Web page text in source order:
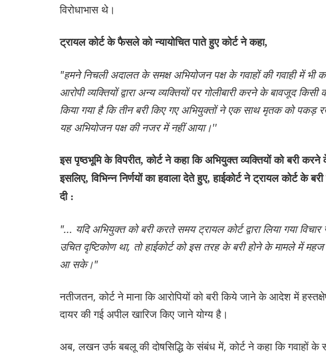
विरोधाभास थे।
ट्रायल कोर्ट के फैसले को न्यायोचित पाते हुए कोर्ट ने कहा,
"हमने निचली अदालत के समक्ष अभियोजन पक्ष के गवाहों की गवाही में भी
आरोपी व्यक्तियों द्वारा अन्य व्यक्तियों पर गोलीबारी करने के बावजूद
किया गया है कि तीन बरी किए गए अभियुक्तों ने एक साथ मृतक को पकड़
यह अभियोजन पक्ष की नजर में नहीं आया।''
इस पृष्ठभूमि के विपरीत, कोर्ट ने कहा कि अभियुक्त व्यक्तियों को बरी करने
इसलिए, विभिन्न निर्णयों का हवाला देते हुए, हाईकोर्ट ने ट्रायल कोर्ट
दी :
"... यदि अभियुक्त को बरी करते समय ट्रायल कोर्ट द्वारा लिया गया
उचित दृष्टिकोण था, तो हाईकोर्ट को इस तरह के बरी होने के मामले में
आ सके।"
नतीजतन, कोर्ट ने माना कि आरोपियों को बरी किये जाने के आदेश में
दायर की गई अपील खारिज किए जाने योग्य है।
अब, लखन उर्फ बबलू की दोषसिद्धि के संबंध में, कोर्ट ने कहा कि गवाहों के